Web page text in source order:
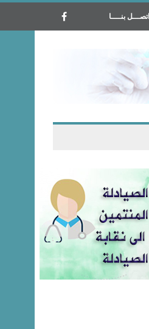
اتصـــل بنــــا